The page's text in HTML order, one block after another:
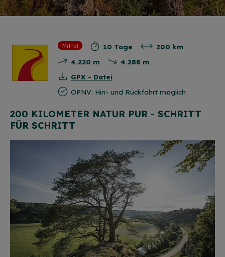
Mittel 10 Tage
200 km
4.220 m
4.288 m
GPX - Datei
ÖPNV: Hin- und Rückfahrt möglich
200 KILOMETER NATUR PUR - SCHRITT
FÜR SCHRITT